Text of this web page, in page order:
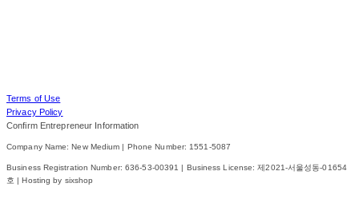
Terms of Use
Privacy Policy
Confirm Entrepreneur Information
Company Name: New Medium | Phone Number: 1551-5087
Business Registration Number: 636-53-00391 | Business License:제2021-서울성동-01654
호 | Hosting by sixshop